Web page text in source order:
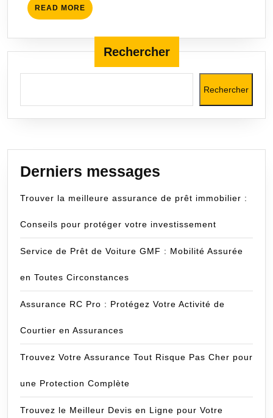
READ MORE READ
MORE
Rechercher
Rechercher
Derniers messages
Trouver la meilleure assurance de prêt immobilier :
Conseils pour protéger votre investissement
Service de Prêt de Voiture GMF : Mobilité Assurée
en Toutes Circonstances
Assurance RC Pro : Protégez Votre Activité de
Courtier en Assurances
Trouvez Votre Assurance Tout Risque Pas Cher pour
une Protection Complète
Trouvez le Meilleur Devis en Ligne pour Votre